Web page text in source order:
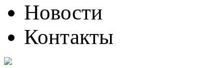
Новости
Контакты